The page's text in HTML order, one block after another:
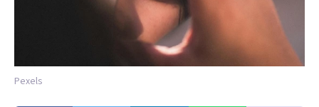
Pexels